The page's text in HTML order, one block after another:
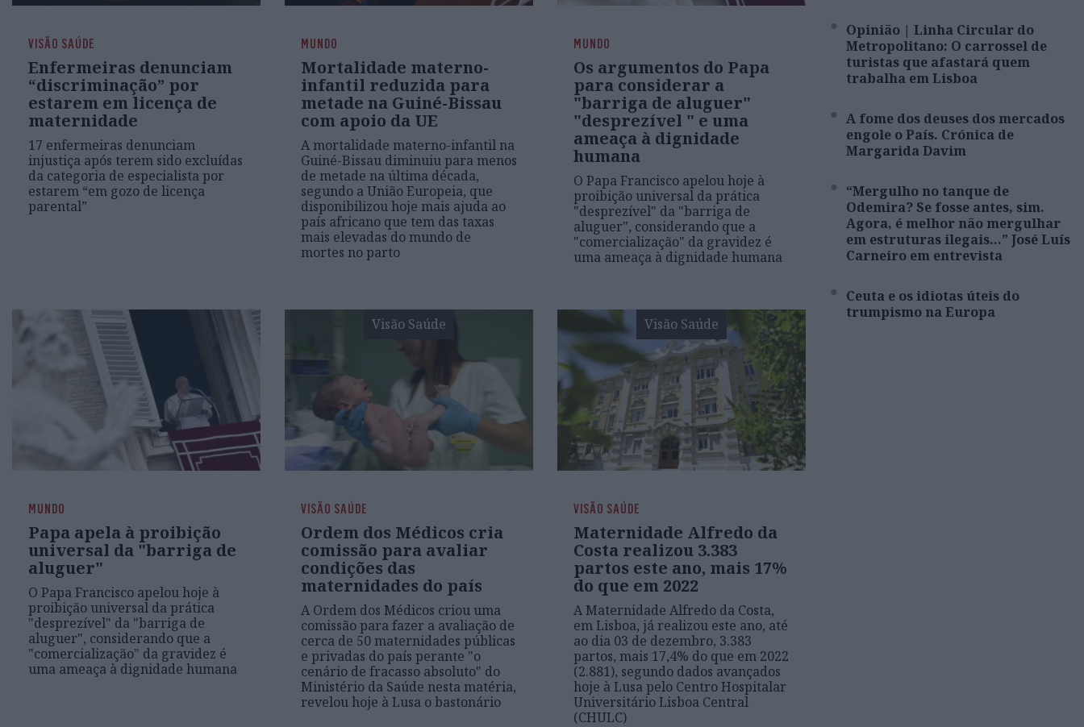
VISÃO SAÚDE
Enfermeiras denunciam
“discriminação” por
estarem em licença de
maternidade
17 enfermeiras denunciam
injustiça após terem sido excluídas
da categoria de especialista por
estarem “em gozo de licença
parental”
MUNDO
Mortalidade materno-
infantil reduzida para
metade na Guiné-Bissau
com apoio da UE
A mortalidade materno-infantil na
Guiné-Bissau diminuiu para menos
de metade na última década,
segundo a União Europeia, que
disponibilizou hoje mais ajuda ao
país africano que tem das taxas
mais elevadas do mundo de
mortes no parto
MUNDO
Os argumentos do Papa
para considerar a
"barriga de aluguer"
"desprezível " e uma
ameaça à dignidade
humana
O Papa Francisco apelou hoje à
proibição universal da prática
"desprezível" da "barriga de
aluguer", considerando que a
"comercialização" da gravidez é
uma ameaça à dignidade humana
MUNDO
Papa apela à proibição
universal da "barriga de
aluguer"
O Papa Francisco apelou hoje à
proibição universal da prática
"desprezível" da "barriga de
aluguer", considerando que a
"comercialização" da gravidez é
uma ameaça à dignidade humana
Visão Saúde
VISÃO SAÚDE
Ordem dos Médicos cria
comissão para avaliar
condições das
maternidades do país
A Ordem dos Médicos criou uma
comissão para fazer a avaliação de
cerca de 50 maternidades públicas
e privadas do país perante "o
cenário de fracasso absoluto" do
Ministério da Saúde nesta matéria,
revelou hoje à Lusa o bastonário
Visão Saúde
VISÃO SAÚDE
Maternidade Alfredo da
Costa realizou 3.383
partos este ano, mais 17%
do que em 2022
A Maternidade Alfredo da Costa,
em Lisboa, já realizou este ano, até
ao dia 03 de dezembro, 3.383
partos, mais 17,4% do que em 2022
(2.881), segundo dados avançados
hoje à Lusa pelo Centro Hospitalar
Universitário Lisboa Central
(CHULC)
Opinião | Linha Circular do
Metropolitano: O carrossel de
turistas que afastará quem
trabalha em Lisboa
A fome dos deuses dos mercados
engole o País. Crónica de
Margarida Davim
“Mergulho no tanque de
Odemira? Se fosse antes, sim.
Agora, é melhor não mergulhar
em estruturas ilegais…” José Luís
Carneiro em entrevista
Ceuta e os idiotas úteis do
trumpismo na Europa